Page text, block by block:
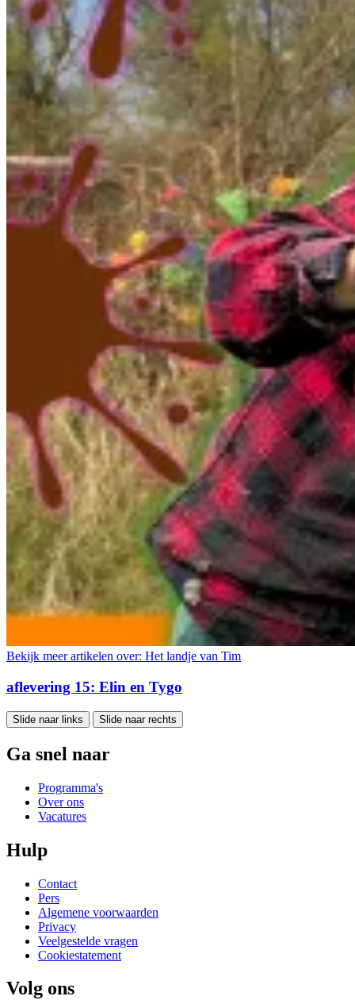
Bekijk meer artikelen over: Het landje van Tim
aflevering 15: Elin en Tygo
Slide naar links Slide naar rechts
Ga snel naar
Programma's
Over ons
Vacatures
Hulp
Contact
Pers
Algemene voorwaarden
Privacy
Veelgestelde vragen
Cookiestatement
Volg ons